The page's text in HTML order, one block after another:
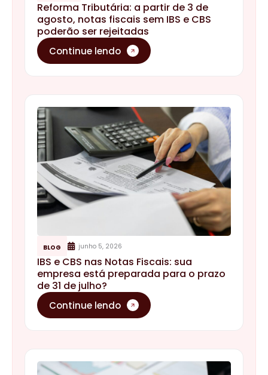
Reforma Tributária: a partir de 3 de
agosto, notas fiscais sem IBS e CBS
poderão ser rejeitadas
Continue lendo
BLOG junho 5, 2026
IBS e CBS nas Notas Fiscais: sua
empresa está preparada para o prazo
de 31 de julho?
Continue lendo